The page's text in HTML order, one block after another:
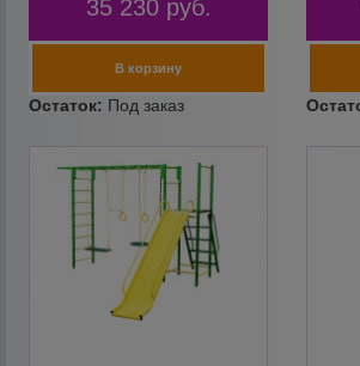
35 230 руб.